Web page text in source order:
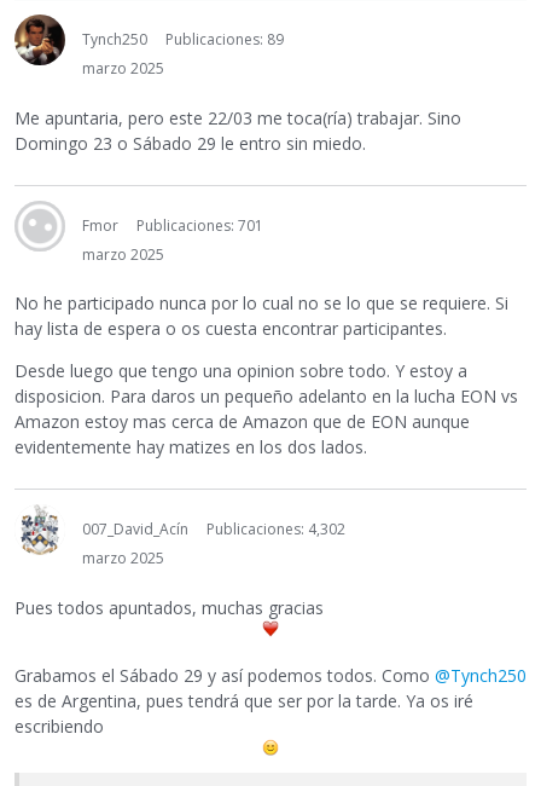
Tynch250
Publicaciones: 89
marzo 2025
Me apuntaria, pero este 22/03 me toca(ría) trabajar. Sino
Domingo 23 o Sábado 29 le entro sin miedo.
Fmor
Publicaciones: 701
marzo 2025
No he participado nunca por lo cual no se lo que se requiere. Si
hay lista de espera o os cuesta encontrar participantes.
Desde luego que tengo una opinion sobre todo. Y estoy a
disposicion. Para daros un pequeño adelanto en la lucha EON vs
Amazon estoy mas cerca de Amazon que de EON aunque
evidentemente hay matizes en los dos lados.
007_David_Acín
Publicaciones: 4,302
marzo 2025
Pues todos apuntados, muchas gracias
Grabamos el Sábado 29 y así podemos todos. Como @Tynch250
es de Argentina, pues tendrá que ser por la tarde. Ya os iré
escribiendo